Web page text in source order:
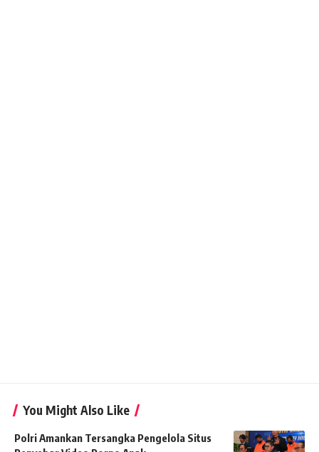
You Might Also Like
Polri Amankan Tersangka Pengelola Situs